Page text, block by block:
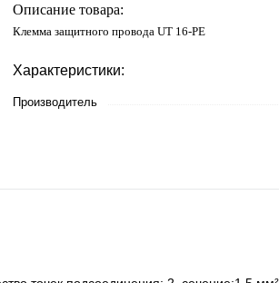
Описание товара:
Клемма защитного провода UT 16-PE
Характеристики:
Производитель